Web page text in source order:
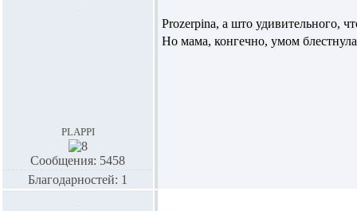
plappi
Сообщения: 5458
Благодарностей: 1
Prozerpina, а што удивительного,
Но мама, конгечно, умом